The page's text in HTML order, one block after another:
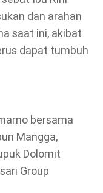
dan arahan
saat ini, akibat
dapat tumbuh
bersama
Mangga,
Dolomit
Group